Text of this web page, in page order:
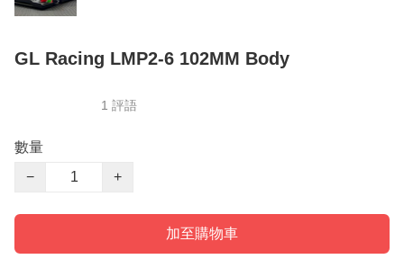
GL Racing LMP2-6 102MM Body
1 評語
數量
−
+
加至購物車